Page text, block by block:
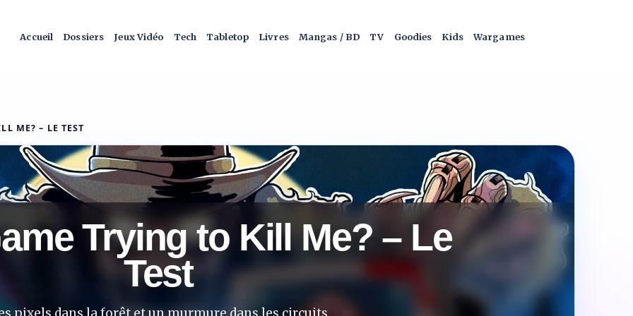
Accueil Dossiers Jeux Vidéo Tech Tabletop Livres Mangas / BD TV Goodies Kids Wargames
ME? – LE TEST
Trying to Kill Me? – Le
Test